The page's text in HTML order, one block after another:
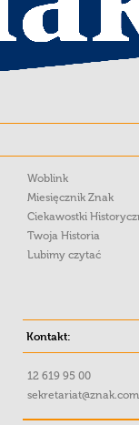
Woblink
Miesięcznik Znak
Ciekawostki
Twoja Historia
Lubimy czytać
Kontakt:
12 619 95 00